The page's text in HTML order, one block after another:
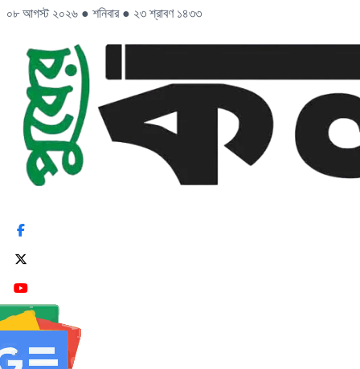
০৮ আগস্ট ২০২৬ ● শনিবার ● ২৩ শ্রাবণ ১৪৩৩